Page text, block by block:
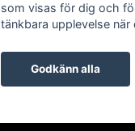
som visas för dig och
tänkbara upplevelse
Godkänn alla